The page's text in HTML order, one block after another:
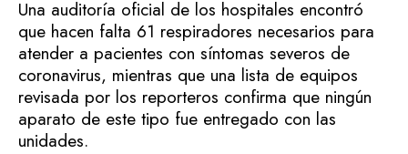
Una auditoría oficial de los hospitales encontró
que hacen falta 61 respiradores necesarios para
atender a pacientes con síntomas severos de
coronavirus, mientras que una lista de equipos
revisada por los reporteros confirma que ningún
aparato de este tipo fue entregado con las
unidades.